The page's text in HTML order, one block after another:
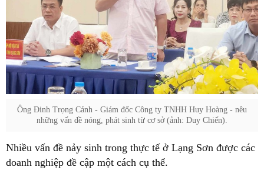
Ông Đinh Trọng Cảnh - Giám đốc Công ty TNHH Huy Hoàng - nêu
những vấn đề nóng, phát sinh từ cơ sở (ảnh: Duy Chiến).
Nhiều vấn đề nảy sinh trong thực tế ở Lạng Sơn được các
doanh nghiệp đề cập một cách cụ thể.